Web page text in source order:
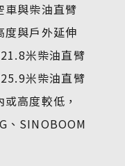
車與柴油直臂
度與戶外延伸
米柴油直臂
米柴油直臂
高度較低，
、SINOBOOM